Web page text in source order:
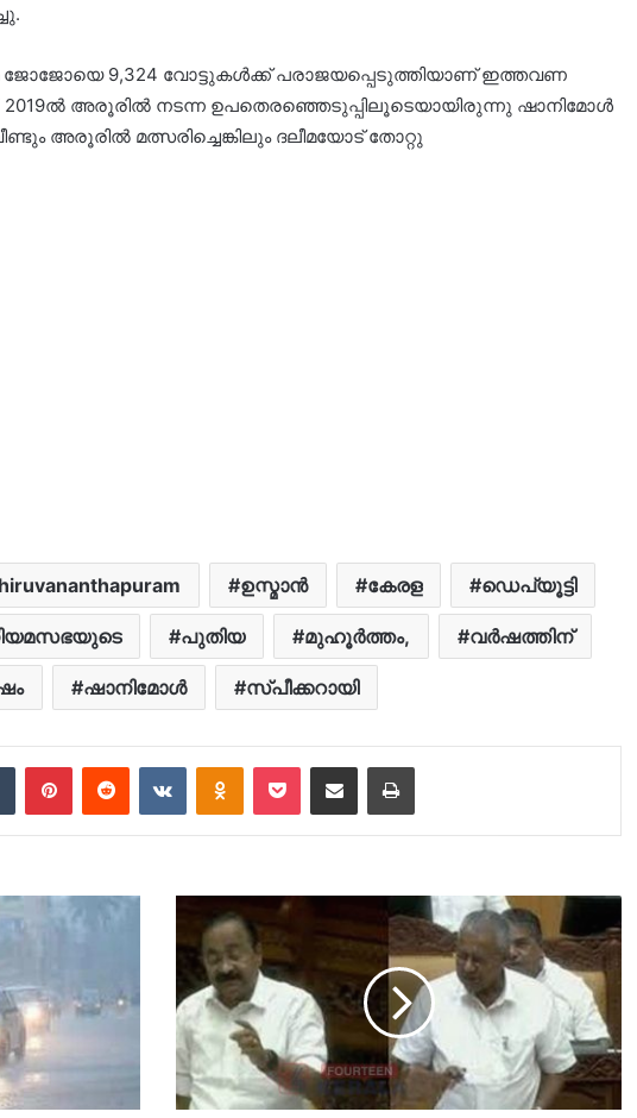
ജോജോയെ 9,324 വോട്ടുകൾക്ക് പരാജയപ്പെടുത്തിയാണ് ഇത്തവണ
അരൂരിൽ നടന്ന ഉപതെരഞ്ഞെടുപ്പിലൂടെയായിരുന്നു ഷാനിമോൾ
അരൂരിൽ മത്സരിച്ചെങ്കിലും ദലീമയോട് തോറ്റു
ഉസ്മാൻ കേരള ഡെപ്യൂട്ടി
പുതിയ മുഹൂർത്തം, വർഷത്തിന്
ഷാനിമോള്‍ സ്പീ​ക്ക​റായി
Tumblr PinterestReddit VKontakteOdnoklassniki
Pocket Share via Email Print